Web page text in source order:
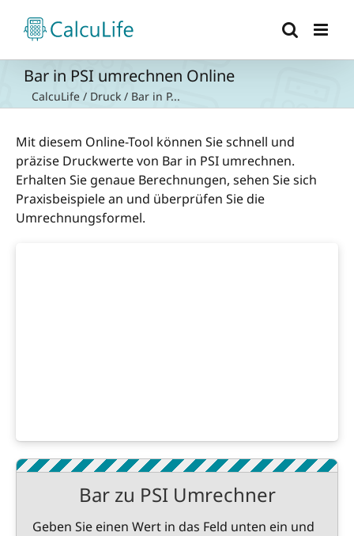
Inhalt
springen
Bar in PSI umrechnen Online
CalcuLife / Druck / Bar in P...
Mit diesem Online-Tool können Sie schnell und
präzise Druckwerte von Bar in PSI umrechnen.
Erhalten Sie genaue Berechnungen, sehen Sie sich
Praxisbeispiele an und überprüfen Sie die
Umrechnungsformel.
Bar zu PSI Umrechner
Geben Sie einen Wert in das Feld unten ein und